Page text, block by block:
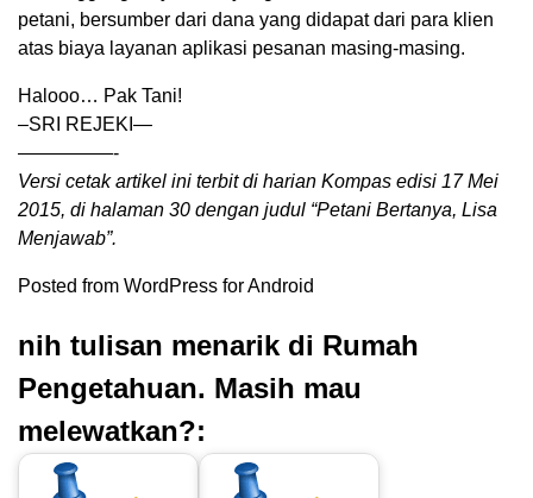
petani, bersumber dari dana yang didapat dari para klien
atas biaya layanan aplikasi pesanan masing-masing.
Halooo… Pak Tani!
–SRI REJEKI—
—————-
Versi cetak artikel ini terbit di harian Kompas edisi 17 Mei
2015, di halaman 30 dengan judul “Petani Bertanya, Lisa
Menjawab”.
Posted from WordPress for Android
nih tulisan menarik di Rumah
Pengetahuan. Masih mau
melewatkan?: